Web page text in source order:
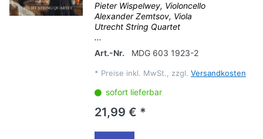
Pieter Wispelwey, Violoncello
Alexander Zemtsov, Viola
Utrecht String Quartet
...
Art.-Nr.
MDG 603 1923-2
* Preise inkl. MwSt., zzgl. Versandkosten
sofort lieferbar
21,99 € *